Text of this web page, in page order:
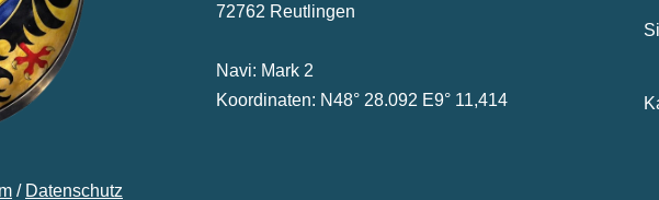
/ Datenschutz
72762 Reutlingen
Navi: Mark 2
Koordinaten: N48° 28.092 E9° 11,414